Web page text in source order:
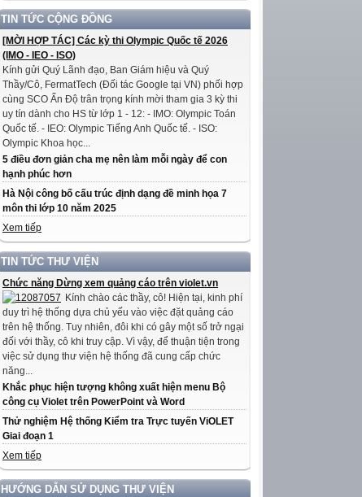
TIN TỨC CỘNG ĐỒNG
[MỜI HỢP TÁC] Các kỳ thi Olympic Quốc tế 2026
(IMO - IEO - ISO)
Kính gửi Quý Lãnh đạo, Ban Giám hiệu và Quý
Thầy/Cô, FermatTech (Đối tác Google tại VN) phối hợp
cùng SCO Ấn Độ trân trọng kính mời tham gia 3 kỳ thi
uy tín dành cho HS từ lớp 1 - 12: - IMO: Olympic Toán
Quốc tế. - IEO: Olympic Tiếng Anh Quốc tế. - ISO:
Olympic Khoa học...
5 điều đơn giản cha mẹ nên làm mỗi ngày để con
hạnh phúc hơn
Hà Nội công bố cấu trúc định dạng đề minh họa 7
môn thi lớp 10 năm 2025
Xem tiếp
TIN TỨC THƯ VIỆN
Chức năng Dừng xem quảng cáo trên violet.vn
Kính chào các thầy, cô! Hiện tại, kinh phí
duy trì hệ thống dựa chủ yếu vào việc đặt quảng cáo
trên hệ thống. Tuy nhiên, đôi khi có gây một số trở ngại
đối với thầy, cô khi truy cập. Vì vậy, để thuận tiện trong
việc sử dụng thư viện hệ thống đã cung cấp chức
năng...
Khắc phục hiện tượng không xuất hiện menu Bộ
công cụ Violet trên PowerPoint và Word
Thử nghiệm Hệ thống Kiểm tra Trực tuyến ViOLET
Giai đoạn 1
Xem tiếp
HƯỚNG DẪN SỬ DỤNG THƯ VIỆN